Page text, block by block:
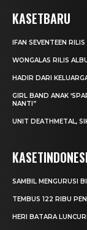
KASETBARU
IFAN SEVENTEEN
WONGALAS RILIS
HADIR DARI
GIRL BAND ANAK
NANTI”
UNIT DEATHMETAL,
SAMBIL MENGURUSI
TEMBUS 122 RIBU
HERI BATARA